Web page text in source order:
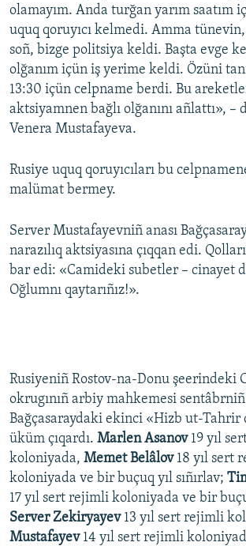
olamayım. Anda turğan yarım saatım
uquq qoruyıcı kelmedi. Amma
soñ, bizge politsiya keldi. Başta evge
olğanım içün iş yerime keldi. Özüni
13:30 içün celpname berdi. Bu
aktsiyamnen bağlı olğanını añlattı»,
Venera Mustafayeva.
Rusiye uquq qoruyıcıları bu
malümat bermey.
Server Mustafayevniñ anası
narazılıq aktsiyasına çıqqan edi.
bar edi: «Camideki subetler – cinayet
Oğlumnı qaytarıñız!».
Rusiyeniñ Rostov-na-Donu şeerindeki
okrugınıñ arbiy mahkemesi
Bağçasaraydaki ekinci «Hizb ut-Tahrir
üküm çıqardı. Marlen Asanov 19 yıl
koloniyada, Memet Belâlov18 yıl sert
koloniyada ve bir buçuq yıl sıñırlav;
17 yıl sert rejimli koloniyada ve bir
Server Zekiryayev 13 yıl sert rejimli
Mustafayev14 yıl sert rejimli